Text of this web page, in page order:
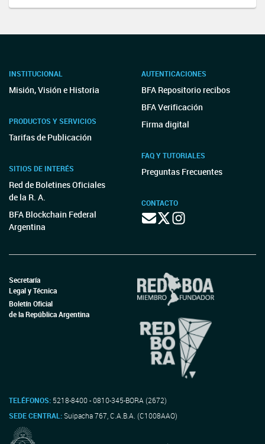
INSTITUCIONAL
Misión, Visión e Historia
PRODUCTOS Y SERVICIOS
Tarifas de Publicación
SITIOS DE INTERÉS
Red de Boletines Oficiales
de la R. A.
BFA Blockchain Federal
Argentina
AUTENTICACIONES
BFA Repositorio recibos
BFA Verificación
Firma digital
FAQ Y TUTORIALES
Preguntas Frecuentes
CONTACTO
Secretaría
Legal y Técnica
Boletín Oficial
de la República Argentina
TELÉFONOS: 5218-8400 - 0810-345-BORA (2672)
SEDE CENTRAL:Suipacha 767, C.A.B.A. (C1008AAO)